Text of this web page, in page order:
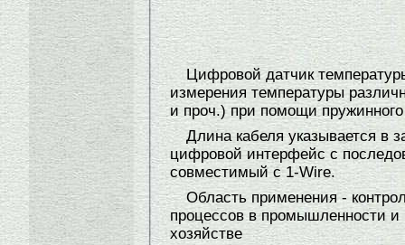
Цифровой датчик
измерения температуры
и проч.) при помощи
Длина кабеля указывается в
цифровой интерфейс с
совместимый с 1-Wire.
Область применения -
процессов в промышленности
хозяйстве